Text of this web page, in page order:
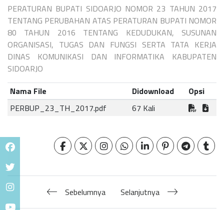
PERATURAN BUPATI SIDOARJO NOMOR 23 TAHUN 2017
TENTANG PERUBAHAN ATAS PERATURAN BUPATI NOMOR
80 TAHUN 2016 TENTANG KEDUDUKAN, SUSUNAN
ORGANISASI, TUGAS DAN FUNGSI SERTA TATA KERJA
DINAS KOMUNIKASI DAN INFORMATIKA KABUPATEN
SIDOARJO
Nama File
Didownload
Opsi
PERBUP_23_TH_2017.pdf
67 Kali
Sebelumnya Selanjutnya